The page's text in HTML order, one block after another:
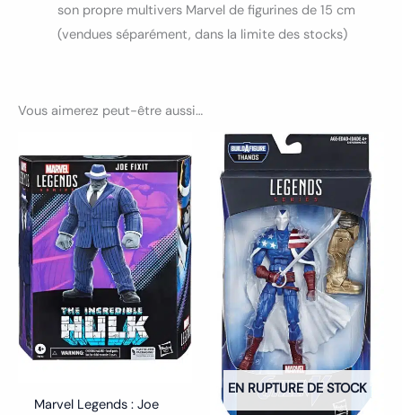
son propre multivers Marvel de figurines de 15 cm
(vendues séparément, dans la limite des stocks)
Vous aimerez peut-être aussi…
Marvel Legends : Joe
EN RUPTURE DE STOCK